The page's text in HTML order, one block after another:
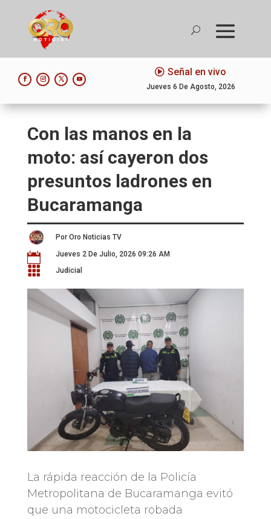
Señal en vivo
Jueves 6 De Agosto, 2026
Con las manos en la
moto: así cayeron dos
presuntos ladrones en
Bucaramanga
Por Oro Noticias TV
 Jueves 2 De Julio, 2026 09:26 AM
 Judicial
La rápida reacción de la Policía
Metropolitana de Bucaramanga evitó
que una motocicleta robada